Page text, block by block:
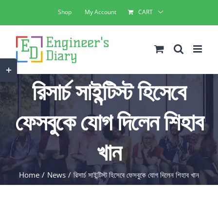
to
content
Shop My Account CART
রিসার্চ সাইন্টিস্ট হিসেবে
ফেসবুকে যোগ দিলেন শিহাব
খান
Home News রিসার্চ সাইন্টিস্ট হিসেবে ফেসবুকে যোগ দিলেন শিহাব খান
Toggle
Sliding
Bar
Area